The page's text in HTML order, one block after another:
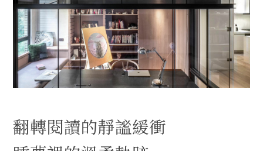
翻轉閱讀的靜謐緩衝